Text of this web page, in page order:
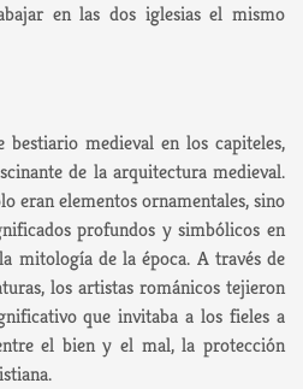
en las dos iglesias el mismo
bestiario medieval en los capiteles,
de la arquitectura medieval.
eran elementos ornamentales, sino
profundos y simbólicos en
mitología de la época. A través de
los artistas románicos tejieron
que invitaba a los fieles a
el bien y el mal, la protección